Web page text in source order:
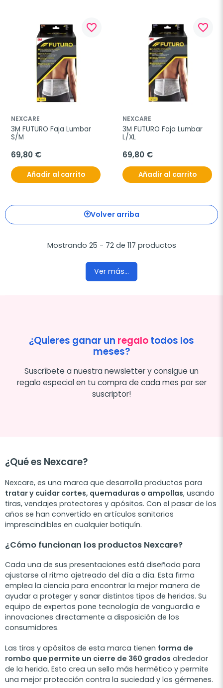
favorite_border
NEXCARE
3M FUTURO Faja Lumbar
S/M
69,80 €
Añadir al carrito
favorite_border
NEXCARE
3M FUTURO Faja Lumbar
L/XL
69,80 €
Añadir al carrito
Volver arriba
Mostrando 25 - 72 de 117 productos
Ver más...
¿Quieres ganar un regalotodos los
meses?
Suscríbete a nuestra newsletter y consigue un
regalo especial en tu compra de cada mes por ser
suscriptor!
¿Qué es Nexcare?
Nexcare, es una marca que desarrolla productos para
tratar y cuidar cortes, quemaduras o ampollas, usando
tiras, vendajes protectores y apósitos. Con el pasar de los
años se han convertido en artículos sanitarios
imprescindibles en cualquier botiquín.
¿Cómo funcionan los productos Nexcare?
Cada una de sus presentaciones está diseñada para
ajustarse al ritmo ajetreado del día a día. Esta firma
emplea la ciencia para encontrar la mejor manera de
ayudar a proteger y sanar distintos tipos de heridas. Su
equipo de expertos pone tecnología de vanguardia e
innovaciones directamente a disposición de los
consumidores.
Las tiras y apósitos de esta marca tienen forma de
rombo que permite un cierre de 360 ​​grados alrededor
de la herida. Esto crea un sello más hermético y permite
una mejor protección contra la suciedad y los gérmenes.